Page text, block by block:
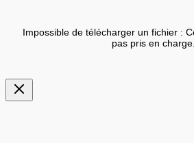
Impossible de télécharger un fichier :
pas pris en charge.